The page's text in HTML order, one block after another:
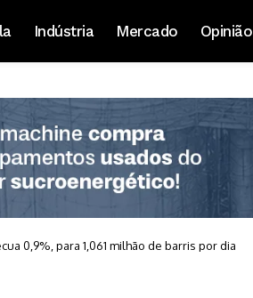
Indústria Mercado Opinião
0,9%, para 1,061 milhão de barris por dia